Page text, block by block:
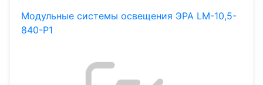
Модульные системы освещения ЭРА LМ-10,5-
840-P1